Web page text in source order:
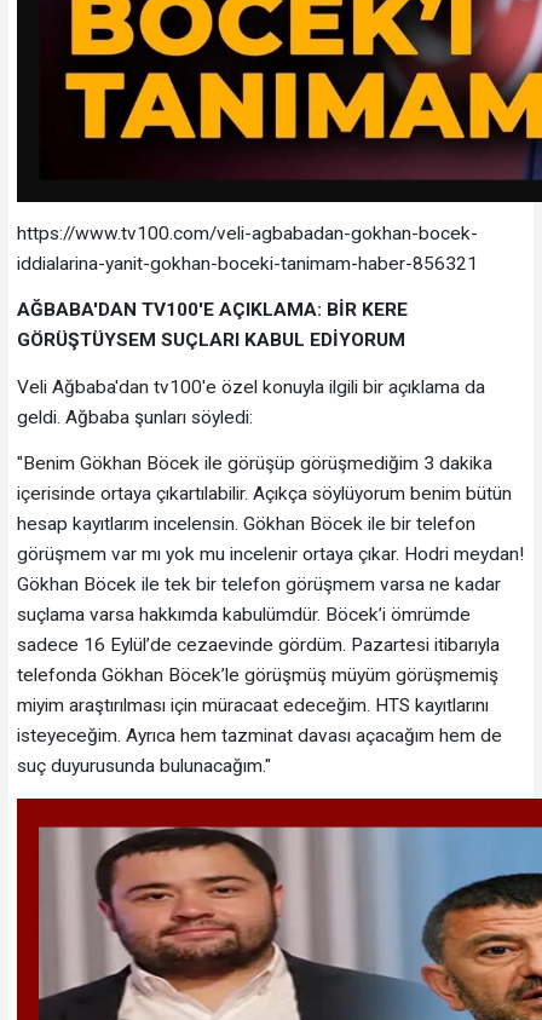
https://www.tv100.com/veli-agbabadan-gokhan-bocek-
iddialarina-yanit-gokhan-boceki-tanimam-haber-856321
AĞBABA'DAN TV100'E AÇIKLAMA: BİR KERE
GÖRÜŞTÜYSEM SUÇLARI KABUL EDİYORUM
Veli Ağbaba'dan tv100'e özel konuyla ilgili bir açıklama da
geldi. Ağbaba şunları söyledi:
"Benim Gökhan Böcek ile görüşüp görüşmediğim 3 dakika
içerisinde ortaya çıkartılabilir. Açıkça söylüyorum benim bütün
hesap kayıtlarım incelensin. Gökhan Böcek ile bir telefon
görüşmem var mı yok mu incelenir ortaya çıkar. Hodri meydan!
Gökhan Böcek ile tek bir telefon görüşmem varsa ne kadar
suçlama varsa hakkımda kabulümdür. Böcek’i ömrümde
sadece 16 Eylül’de cezaevinde gördüm. Pazartesi itibarıyla
telefonda Gökhan Böcek’le görüşmüş müyüm görüşmemiş
miyim araştırılması için müracaat edeceğim. HTS kayıtlarını
isteyeceğim. Ayrıca hem tazminat davası açacağım hem de
suç duyurusunda bulunacağım."